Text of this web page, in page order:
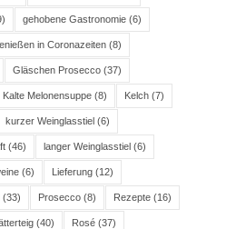
gehobene Gastronomie (6)
in Coronazeiten (8)
Gläschen Prosecco (37)
Kalte Melonensuppe (8) Kelch (7)
kurzer Weinglasstiel (6)
(46) langer Weinglasstiel (6)
(6) Lieferung (12)
(33) Prosecco (8) Rezepte (16)
(40) Rosé (37)